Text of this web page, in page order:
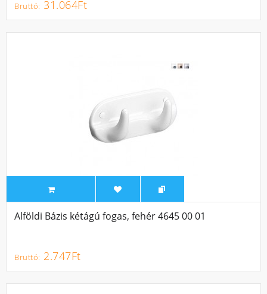
31.064Ft
Alföldi Bázis kétágú fogas, fehér 4645 00 01
2.747Ft